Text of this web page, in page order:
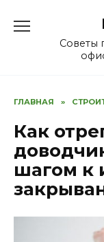
содержаниюСоветы
ГЛАВНАЯ »
Как
шагом к